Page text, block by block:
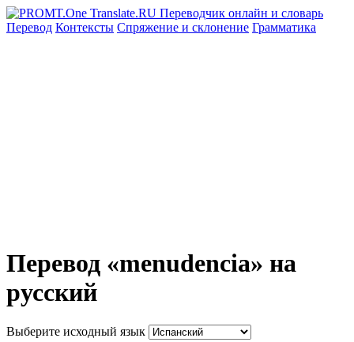
Перевод Контексты Спряжение и склонение Грамматика
Перевод «menudencia» на
русский
Выберите исходный язык